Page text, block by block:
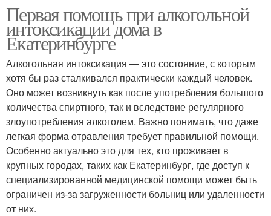
Первая помощь при алкогольной
интоксикации дома в
Екатеринбурге
Алкогольная интоксикация — это состояние, с которым
хотя бы раз сталкивался практически каждый человек.
Оно может возникнуть как после употребления большого
количества спиртного, так и вследствие регулярного
злоупотребления алкоголем. Важно понимать, что даже
легкая форма отравления требует правильной помощи.
Особенно актуально это для тех, кто проживает в
крупных городах, таких как Екатеринбург, где доступ к
специализированной медицинской помощи может быть
ограничен из-за загруженности больниц или удаленности
от них.